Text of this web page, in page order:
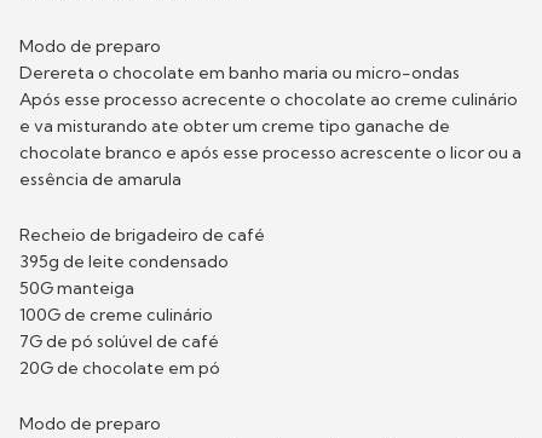
Modo de preparo
Derereta o chocolate em banho maria ou micro-ondas
Após esse processo acrecente o chocolate ao creme culinário
e va misturando ate obter um creme tipo ganache de
chocolate branco e após esse processo acrescente o licor ou a
essência de amarula
Recheio de brigadeiro de café
395g de leite condensado
50G manteiga
100G de creme culinário
7G de pó solúvel de café
20G de chocolate em pó
Modo de preparo